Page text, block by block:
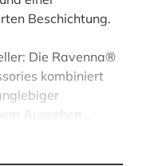
Beschichtung.
Die Ravenna®
kombiniert
Aussehen.…